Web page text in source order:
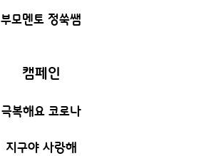
부모멘토 정쑥쌤
캠페인
극복해요 코로나
지구야 사랑해